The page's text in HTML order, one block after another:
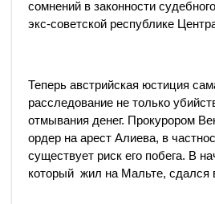
сомнений в законности
экс-советской республике
Теперь австрийская юстиция
расследование не только
отмывания денег. Прокурором
ордер на арест Алиева, в
существует риск его побега. В
который жил на Мальте, сдался